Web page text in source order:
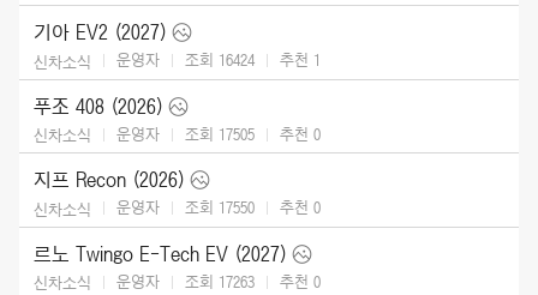
기아 EV2 (2027)
신차소식 운영자 조회 16424 추천 1
푸조 408 (2026)
신차소식 운영자 조회 17505 추천 0
지프 Recon (2026)
신차소식 운영자 조회 17550 추천 0
르노 Twingo E-Tech EV (2027)
신차소식 운영자 조회 17263 추천 0